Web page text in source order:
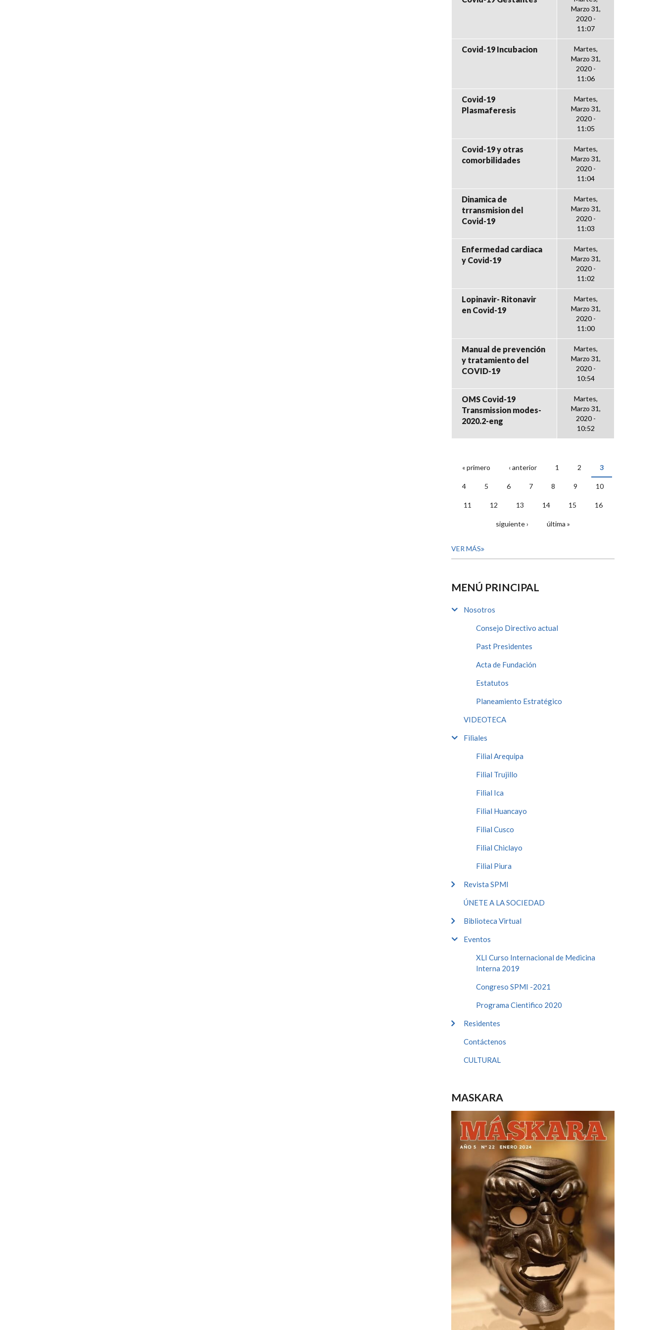
Marzo 31,
2020 -
11:07
Covid-19 Incubacion
Martes,
Marzo 31,
2020 -
11:06
Covid-19
Plasmaferesis
Martes,
Marzo 31,
2020 -
11:05
Covid-19 y otras
comorbilidades
Martes,
Marzo 31,
2020 -
11:04
Dinamica de
trransmision del
Covid-19
Martes,
Marzo 31,
2020 -
11:03
Enfermedad cardiaca
y Covid-19
Martes,
Marzo 31,
2020 -
11:02
Lopinavir- Ritonavir
en Covid-19
Martes,
Marzo 31,
2020 -
11:00
Manual de prevención
y tratamiento del
COVID-19
Martes,
Marzo 31,
2020 -
10:54
OMS Covid-19
Transmission modes-
2020.2-eng
Martes,
Marzo 31,
2020 -
10:52
PÁGINAS
« primero ‹ anterior 1 2 3
4 5 6 7 8 9 10
11 12 13 14 15 16
siguiente › última »
VER MÁS
MENÚ PRINCIPAL
Nosotros
Consejo Directivo actual
Past Presidentes
Acta de Fundación
Estatutos
Planeamiento Estratégico
VIDEOTECA
Filiales
Filial Arequipa
Filial Trujillo
Filial Ica
Filial Huancayo
Filial Cusco
Filial Chiclayo
Filial Piura
Revista SPMI
ÚNETE A LA SOCIEDAD
Biblioteca Virtual
Eventos
XLI Curso Internacional de Medicina
Interna 2019
Congreso SPMI -2021
Programa Cientifico 2020
Residentes
Contáctenos
CULTURAL
MASKARA